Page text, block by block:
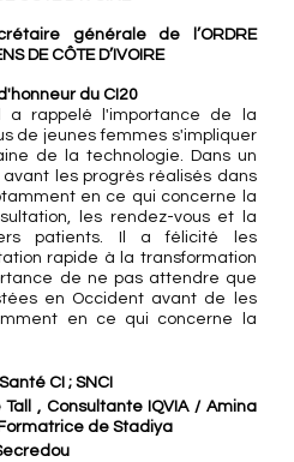
générale de l’ORDRE
DE CÔTE D’IVOIRE
du CI20
a rappelé l'importance de la
de jeunes femmes s'impliquer
de la technologie. Dans un
les progrès réalisés dans
en ce qui concerne la
les rendez-vous et la
patients. Il a félicité les
rapide à la transformation
de ne pas attendre que
en Occident avant de les
en ce qui concerne la
CI ; SNCI
, Consultante IQVIA / Amina
de Stadiya